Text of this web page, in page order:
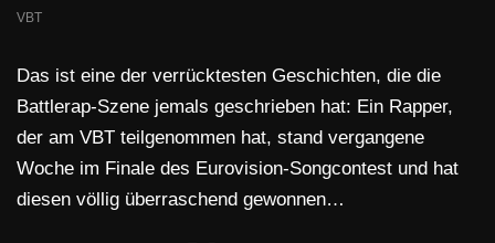
VBT
Das ist eine der verrücktesten Geschichten, die die
Battlerap-Szene jemals geschrieben hat: Ein Rapper,
der am VBT teilgenommen hat, stand vergangene
Woche im Finale des Eurovision-Songcontest und hat
diesen völlig überraschend gewonnen…